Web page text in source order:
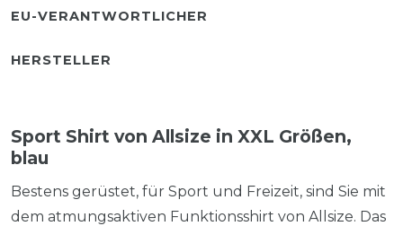
EU-VERANTWORTLICHER
HERSTELLER
Sport Shirt von Allsize in XXL Größen,
blau
Bestens gerüstet, für Sport und Freizeit, sind Sie mit
dem atmungsaktiven Funktionsshirt von Allsize. Das